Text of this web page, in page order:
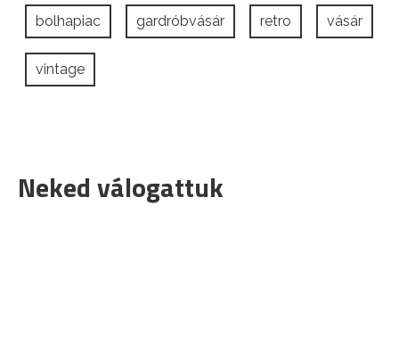
bolhapiac gardróbvásár retro vásár
vintage
Neked válogattuk